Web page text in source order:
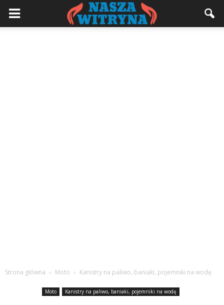
Strona główna Moto Kanistry na paliwo, baniaki, pojemniki na wodę
Moto Kanistry na paliwo, baniaki, pojemniki na wodę